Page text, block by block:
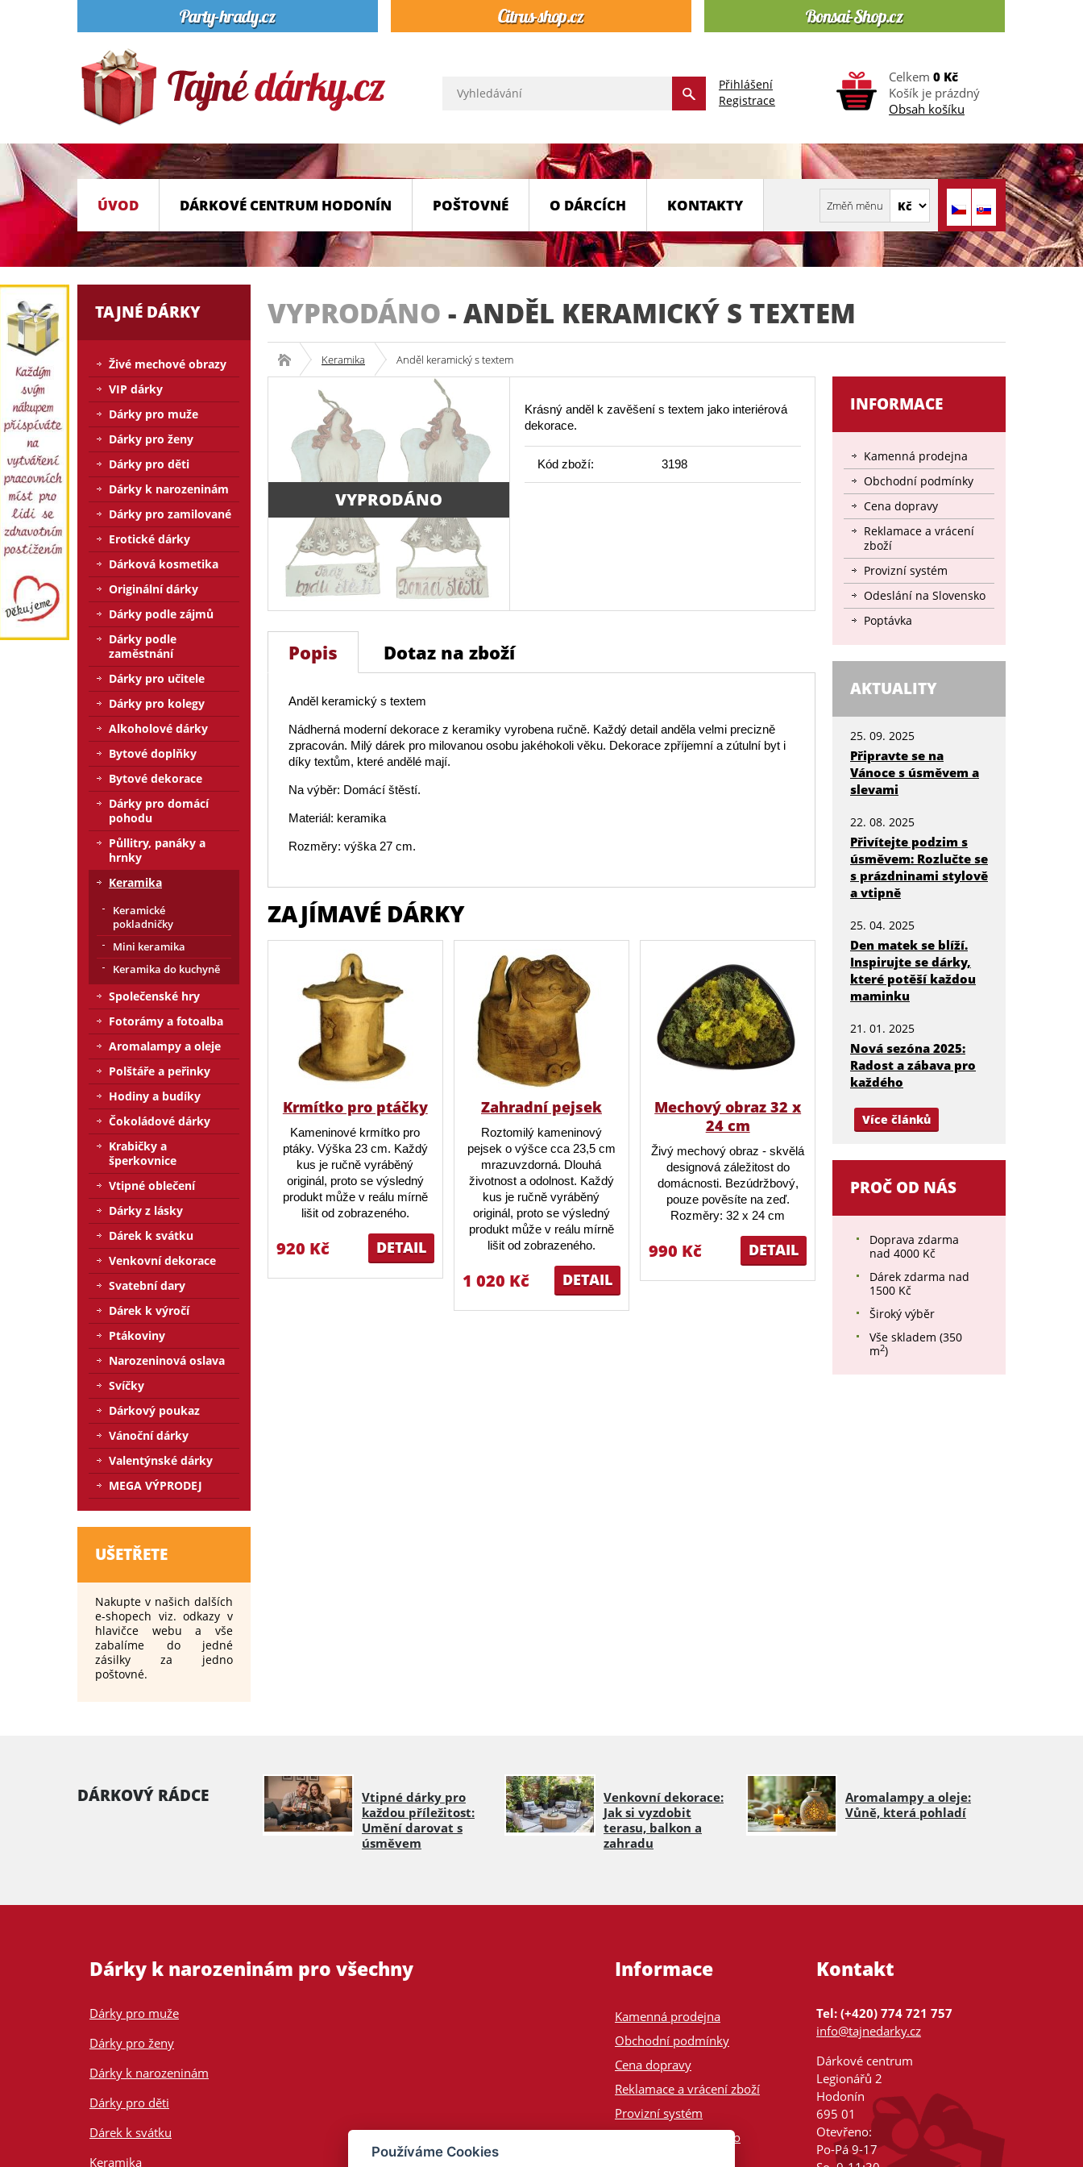
Přihlášení
Registrace
Celkem 0 Kč
Košík je prázdný
Obsah košíku
ÚVOD DÁRKOVÉ CENTRUM HODONÍN POŠTOVNÉ O DÁRCÍCH KONTAKTY
VYPRODÁNO - ANDĚL KERAMICKÝ S TEXTEM
Keramika Anděl keramický s textem
VYPRODÁNO
Krásný anděl k zavěšení s textem jako interiérová
dekorace.
Kód zboží: 3198
Popis Dotaz na zboží
Anděl keramický s textem
Nádherná moderní dekorace z keramiky vyrobena ručně. Každý detail anděla velmi precizně
zpracován. Milý dárek pro milovanou osobu jakéhokoli věku. Dekorace zpříjemní a zútulní byt i
díky textům, které andělé mají.
Na výběr: Domácí štěstí.
Materiál: keramika
Rozměry: výška 27 cm.
ZAJÍMAVÉ DÁRKY
Krmítko pro ptáčky
Kameninové krmítko pro
ptáky. Výška 23 cm. Každý
kus je ručně vyráběný
originál, proto se výsledný
produkt může v reálu mírně
lišit od zobrazeného.
DETAIL
920 Kč
Zahradní pejsek
Roztomilý kameninový
pejsek o výšce cca 23,5 cm
mrazuvzdorná. Dlouhá
životnost a odolnost. Každý
kus je ručně vyráběný
originál, proto se výsledný
produkt může v reálu mírně
lišit od zobrazeného.
DETAIL
1 020 Kč
Mechový obraz 32 x
24 cm
Živý mechový obraz - skvělá
designová záležitost do
domácnosti. Bezúdržbový,
pouze pověsíte na zeď.
Rozměry: 32 x 24 cm
DETAIL
990 Kč
INFORMACE
Kamenná prodejna
Obchodní podmínky
Cena dopravy
Reklamace a vrácení
zboží
Provizní systém
Odeslání na Slovensko
Poptávka
AKTUALITY
25. 09. 2025
Připravte se na
Vánoce s úsměvem a
slevami
22. 08. 2025
Přivítejte podzim s
úsměvem: Rozlučte se
s prázdninami stylově
a vtipně
25. 04. 2025
Den matek se blíží.
Inspirujte se dárky,
které potěší každou
maminku
21. 01. 2025
Nová sezóna 2025:
Radost a zábava pro
každého
Více článků
PROČ OD NÁS
Doprava zdarma
nad 4000 Kč
Dárek zdarma nad
1500 Kč
Široký výběr
Vše skladem (350
m2)
TAJNÉ DÁRKY
Živé mechové obrazy
VIP dárky
Dárky pro muže
Dárky pro ženy
Dárky pro děti
Dárky k narozeninám
Dárky pro zamilované
Erotické dárky
Dárková kosmetika
Originální dárky
Dárky podle zájmů
Dárky podle
zaměstnání
Dárky pro učitele
Dárky pro kolegy
Alkoholové dárky
Bytové doplňky
Bytové dekorace
Dárky pro domácí
pohodu
Půllitry, panáky a
hrnky
Keramika
Keramické
pokladničky
Mini keramika
Keramika do kuchyně
Společenské hry
Fotorámy a fotoalba
Aromalampy a oleje
Polštáře a peřinky
Hodiny a budíky
Čokoládové dárky
Krabičky a
šperkovnice
Vtipné oblečení
Dárky z lásky
Dárek k svátku
Venkovní dekorace
Svatební dary
Dárek k výročí
Ptákoviny
Narozeninová oslava
Svíčky
Dárkový poukaz
Vánoční dárky
Valentýnské dárky
MEGA VÝPRODEJ
UŠETŘETE
Nakupte v našich dalších
e-shopech viz. odkazy v
hlavičce webu a vše
zabalíme do jedné
zásilky za jedno
poštovné.
DÁRKOVÝ RÁDCE
Vtipné dárky pro
každou příležitost:
Umění darovat s
úsměvem
Venkovní dekorace:
Jak si vyzdobit
terasu, balkon a
zahradu
Aromalampy a oleje:
Vůně, která pohladí
Dárky k narozeninám pro všechny
Dárky pro muže
Dárky pro ženy
Dárky k narozeninám
Dárky pro děti
Dárek k svátku
Keramika
Informace
Kamenná prodejna
Obchodní podmínky
Cena dopravy
Reklamace a vrácení zboží
Provizní systém
Odeslání na Slovensko
Kontakt
Tel: (+420) 774 721 757
info@tajnedarky.cz
Dárkové centrum
Legionářů 2
Hodonín
695 01
Otevřeno:
Po-Pá 9-17
Používáme Cookies